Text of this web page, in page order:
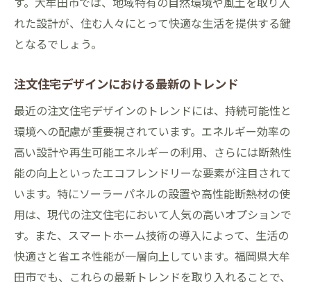
耐震性能を強化するための構造材選び
室内環境を快適にする内装材の選び方
プロのアドバイスで叶う大牟田市の理想の注文
住宅
プロの設計士が教えるプランニングのコツ
デザインのトレンドとその取り入れ方
資金計画とローンの選び方
施工業者選びのポイント
ライフスタイルに合わせた間取りの提案
アフターサービスとメンテナンスの重要性
丁寧な施工で実現する大牟田市の注文住宅の安
れた設計が、住む人々にとって快適な生活を提供する鍵
となるでしょう。
注文住宅デザインにおける最新のトレンド
最近の注文住宅デザインのトレンドには、持続可能性と
環境への配慮が重要視されています。エネルギー効率の
高い設計や再生可能エネルギーの利用、さらには断熱性
能の向上といったエコフレンドリーな要素が注目されて
います。特にソーラーパネルの設置や高性能断熱材の使
用は、現代の注文住宅において人気の高いオプションで
す。また、スマートホーム技術の導入によって、生活の
快適さと省エネ性能が一層向上しています。福岡県大牟
田市でも、これらの最新トレンドを取り入れることで、